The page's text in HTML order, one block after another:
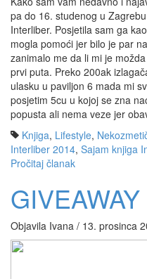
pa do 16. studenog u
Interliber. Posjetila sam ga
mogla pomoći jer bilo je par
zanimalo me da li mi je
prvi puta. Preko 200ak
ulasku u paviljon 6 mada mi
posjetim 5cu u kojoj se zna
popusta ali nema veze jer
Knjiga, Lifestyle,
Interliber 2014, Sajam knjiga
Pročitaj članak
GIVEAWAY
Objavila Ivana / 13. prosinca